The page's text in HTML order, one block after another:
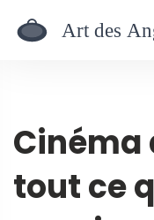
Cinéma
tout ce